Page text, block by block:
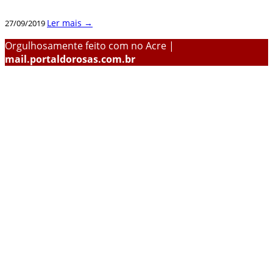
27/09/2019 Ler mais →
Orgulhosamente feito com no Acre |
mail.portaldorosas.com.br